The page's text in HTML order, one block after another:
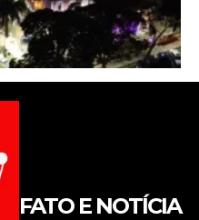
FATO E NOTÍCIA